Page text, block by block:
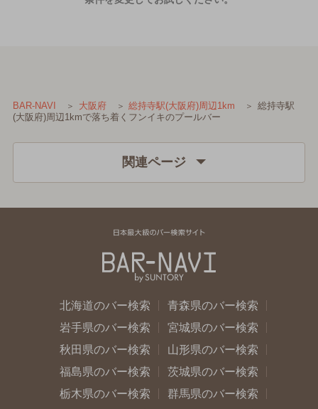
BAR-NAVI 大阪府 総持寺駅(大阪府)周辺1km
総持寺駅
(大阪府)周辺1kmで落ち着くフンイキのプールバー
関連ページ
北海道のバー検索
青森県のバー検索
岩手県のバー検索
宮城県のバー検索
秋田県のバー検索
山形県のバー検索
福島県のバー検索
茨城県のバー検索
栃木県のバー検索
群馬県のバー検索